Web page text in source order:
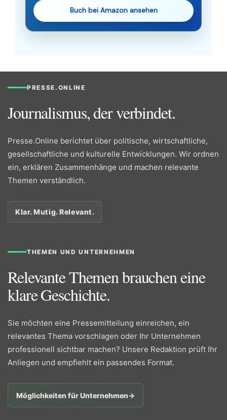
Buch bei Amazon ansehen
PRESSE.ONLINE
Journalismus, der verbindet.
Presse.Online berichtet über politische, wirtschaftliche,
gesellschaftliche und kulturelle Entwicklungen. Wir ordnen
ein, erklären Zusammenhänge und machen relevante
Themen verständlich.
Klar. Mutig. Relevant.
THEMEN UND UNTERNEHMEN
Relevante Themen brauchen eine
klare Geschichte.
Sie möchten eine Pressemitteilung einreichen, ein
relevantes Thema vorschlagen oder Ihr Unternehmen
professionell sichtbar machen? Unsere Redaktion prüft Ihr
Anliegen und empfiehlt ein passendes Format.
Möglichkeiten für Unternehmen→